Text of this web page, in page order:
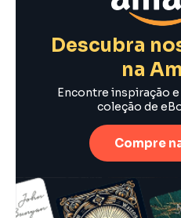
Descubra
na
Encontre inspiração
coleção de
Compre